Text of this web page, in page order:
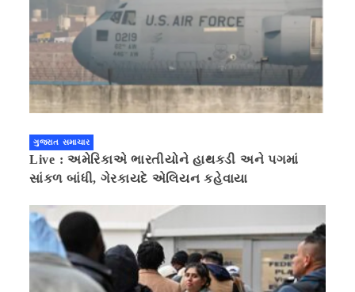
ગુજરાત સમાચાર
Live : અમેરિકાએ ભારતીયોને હાથકડી અને પગમાં
સાંકળ બાંધી, ગેરકાયદે એલિયન કહેવાયા